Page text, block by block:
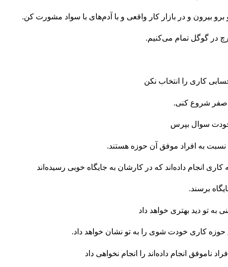
بیرون و در بازار کار واقعی و با آدم‌های با سواد مشورت کن.
در گوگل تمام می‌کنیم.
کاری را انتخاب نکن
صفر شروع کنی.
سوال بپرس
به افراد موفق آن حوزه هستند.
انجام داده‌اند که در کارشان به جایگاه خوبی رسیده‌اند
برسند.
به تو دید بهتری خواهد داد
حوزه کاری خودت شوی را به تو نشان خواهد داد.
ناموفق انجام داده‌اند را انجام نخواهی داد